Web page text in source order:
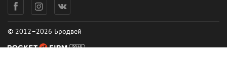
© 2012–2026 Бродвей